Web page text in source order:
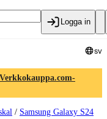
Logga in
sv
/ Samsung Galaxy S24